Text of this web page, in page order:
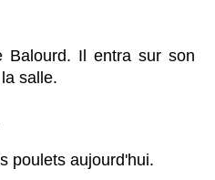
Il entra sur son
salle.
poulets aujourd'hui.